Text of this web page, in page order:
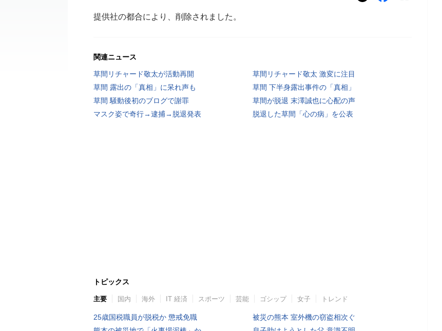
提供社の都合により、削除されました。
関連ニュース
草間リチャード敬太が活動再開
草間リチャード敬太 激変に注目
草間 露出の「真相」に呆れ声も
草間 下半身露出事件の「真相」
草間 騒動後初のブログで謝罪
草間が脱退 末澤誠也に心配の声
マスク姿で奇行→逮捕→脱退発表
脱退した草間「心の病」を公表
トピックス
主要 国内 海外 IT 経済 スポーツ 芸能 ゴシップ 女子 トレンド
25歳国税職員が脱税か 懲戒免職
被災の熊本 室外機の窃盗相次ぐ